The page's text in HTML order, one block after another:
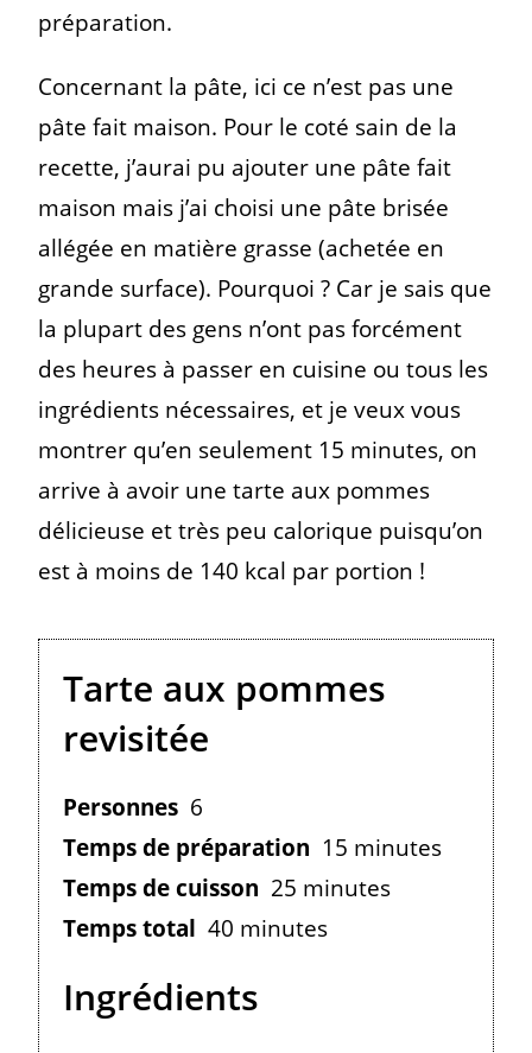
préparation.
Concernant la pâte, ici ce n’est pas une
pâte fait maison. Pour le coté sain de la
recette, j’aurai pu ajouter une pâte fait
maison mais j’ai choisi une pâte brisée
allégée en matière grasse (achetée en
grande surface). Pourquoi ? Car je sais que
la plupart des gens n’ont pas forcément
des heures à passer en cuisine ou tous les
ingrédients nécessaires, et je veux vous
montrer qu’en seulement 15 minutes, on
arrive à avoir une tarte aux pommes
délicieuse et très peu calorique puisqu’on
est à moins de 140 kcal par portion !
Tarte aux pommes
revisitée
Personnes 6
Temps de préparation 15 minutes
Temps de cuisson 25 minutes
Temps total 40 minutes
Ingrédients